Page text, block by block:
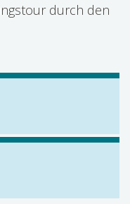
durch den